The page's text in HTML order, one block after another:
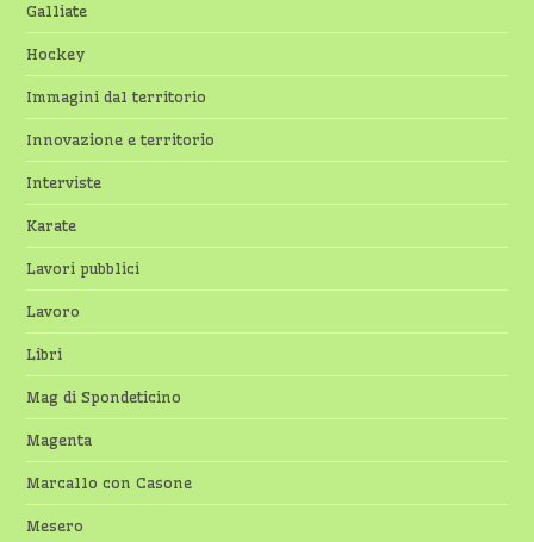
Galliate
Hockey
Immagini dal territorio
Innovazione e territorio
Interviste
Karate
Lavori pubblici
Lavoro
Libri
Mag di Spondeticino
Magenta
Marcallo con Casone
Mesero